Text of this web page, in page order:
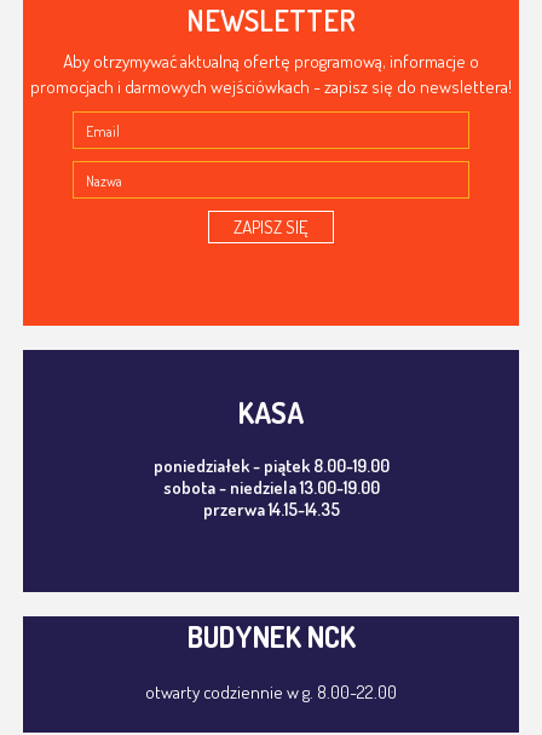
NEWSLETTER
Aby otrzymywać aktualną ofertę programową, informacje o
promocjach i darmowych wejściówkach - zapisz się do newslettera!
ZAPISZ SIĘ
KASA
poniedziałek - piątek 8.00-19.00
sobota - niedziela 13.00-19.00
przerwa 14.15-14.35
BUDYNEK NCK
otwarty codziennie w g. 8.00-22.00